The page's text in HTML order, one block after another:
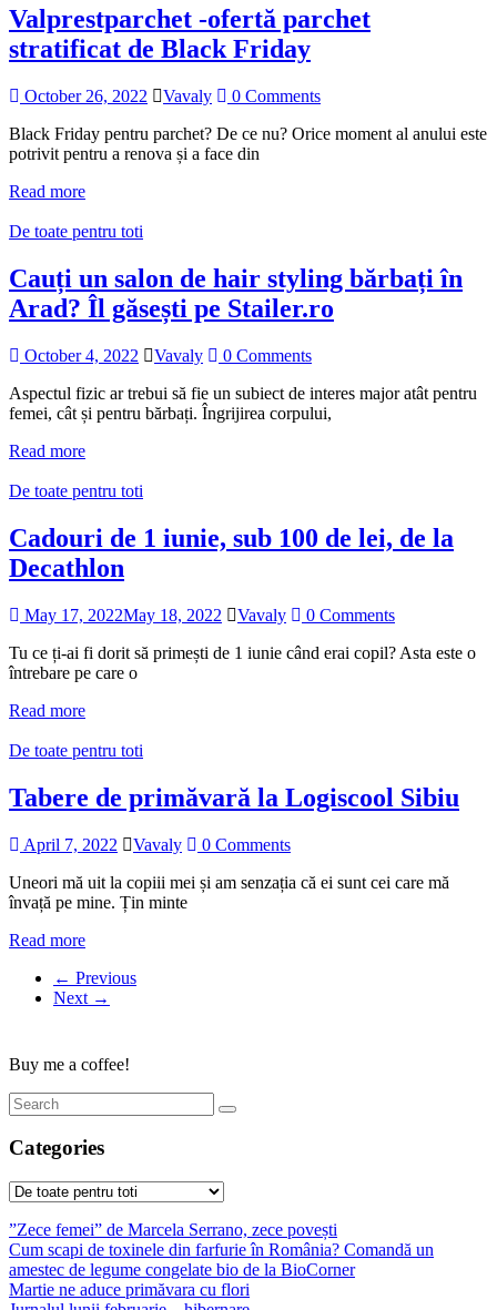
Valprestparchet -ofertă parchet
stratificat de Black Friday
October 26, 2022 Vavaly
0 Comments
Black Friday pentru parchet? De ce nu? Orice moment al anului este
potrivit pentru a renova și a face din
Read more
De toate pentru toti
Cauți un salon de hair styling bărbați în
Arad? Îl găsești pe Stailer.ro
October 4, 2022 Vavaly
0 Comments
Aspectul fizic ar trebui să fie un subiect de interes major atât pentru
femei, cât și pentru bărbați. Îngrijirea corpului,
Read more
De toate pentru toti
Cadouri de 1 iunie, sub 100 de lei, de la
Decathlon
May 17, 2022May 18, 2022 Vavaly
0 Comments
Tu ce ți-ai fi dorit să primești de 1 iunie când erai copil? Asta este o
întrebare pe care o
Read more
De toate pentru toti
Tabere de primăvară la Logiscool Sibiu
April 7, 2022 Vavaly
0 Comments
Uneori mă uit la copiii mei și am senzația că ei sunt cei care mă
învață pe mine. Țin minte
Read more
← Previous
Next →
Buy me a coffee!
Categories
Categories
”Zece femei” de Marcela Serrano, zece povești
Cum scapi de toxinele din farfurie în România? Comandă un
amestec de legume congelate bio de la BioCorner
Martie ne aduce primăvara cu flori